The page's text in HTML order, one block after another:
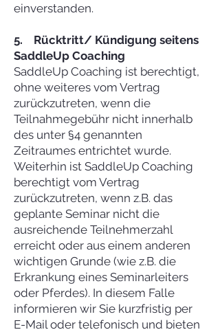
einverstanden.
5. Rücktritt/ Kündigung seitens
SaddleUp Coaching
SaddleUp Coaching ist berechtigt,
ohne weiteres vom Vertrag
zurückzutreten, wenn die
Teilnahmegebühr nicht innerhalb
des unter §4 genannten
Zeitraumes entrichtet wurde.
Weiterhin ist SaddleUp Coaching
berechtigt vom Vertrag
zurückzutreten, wenn z.B. das
geplante Seminar nicht die
ausreichende Teilnehmerzahl
erreicht oder aus einem anderen
wichtigen Grunde (wie z.B. die
Erkrankung eines Seminarleiters
oder Pferdes). In diesem Falle
informieren wir Sie kurzfristig per
E-Mail oder telefonisch und bieten